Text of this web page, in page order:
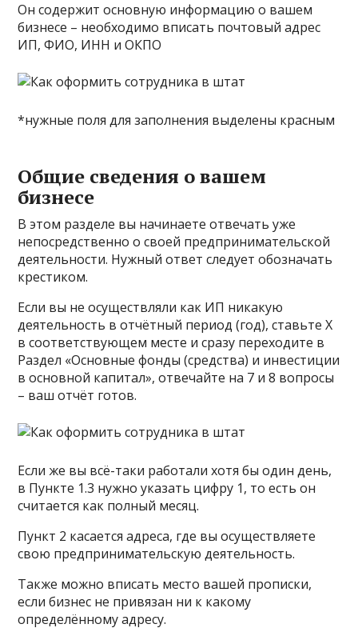
Он содержит основную информацию о вашем
бизнесе – необходимо вписать почтовый адрес
ИП, ФИО, ИНН и ОКПО
*нужные поля для заполнения выделены красным
Общие сведения о вашем
бизнесе
В этом разделе вы начинаете отвечать уже
непосредственно о своей предпринимательской
деятельности. Нужный ответ следует обозначать
крестиком.
Если вы не осуществляли как ИП никакую
деятельность в отчётный период (год), ставьте Х
в соответствующем месте и сразу переходите в
Раздел «Основные фонды (средства) и инвестиции
в основной капитал», отвечайте на 7 и 8 вопросы
– ваш отчёт готов.
Если же вы всё-таки работали хотя бы один день,
в Пункте 1.3 нужно указать цифру 1, то есть он
считается как полный месяц.
Пункт 2 касается адреса, где вы осуществляете
свою предпринимательскую деятельность.
Также можно вписать место вашей прописки,
если бизнес не привязан ни к какому
определённому адресу.